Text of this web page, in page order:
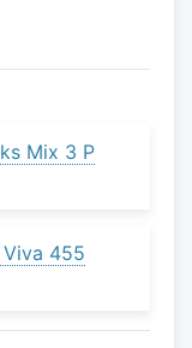
Mix 3 P
455